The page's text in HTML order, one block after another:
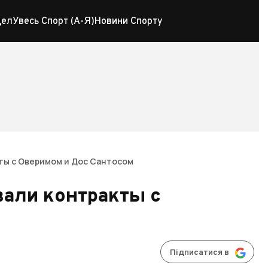
Увесь Спорт (А-Я)Новини Спорту
с Оверимом и Дос Сантосом
контракты с
Підписатися в